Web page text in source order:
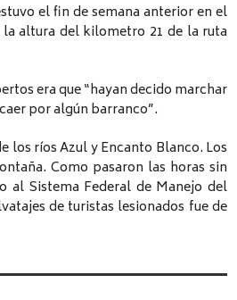
el fin de semana anterior en el
altura del kilometro 21 de la ruta
era que “hayan decido marchar
por algún barranco”.
los ríos Azul y Encanto Blanco. Los
Como pasaron las horas sin
al Sistema Federal de Manejo del
de turistas lesionados fue de